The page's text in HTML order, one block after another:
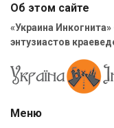
Об этом сайте
«Украина
энтузиастов
Меню